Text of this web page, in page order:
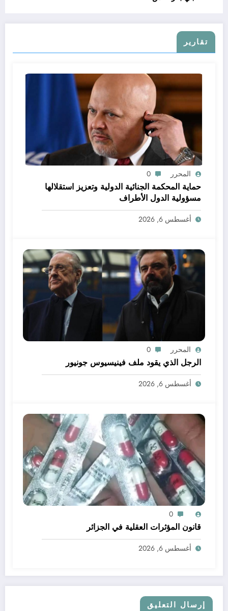
تقارير
المحرر 0
حماية المحكمة الجنائية الدولية وتعزيز استقلالها
مسؤولية الدول الأطراف
أغسطس 6, 2026
المحرر 0
الرجل الذي يقود ملف فينيسيوس جونيور
أغسطس 6, 2026
0
قانون المؤثرات العقلية في الجزائر
أغسطس 6, 2026
إرسال التعليق